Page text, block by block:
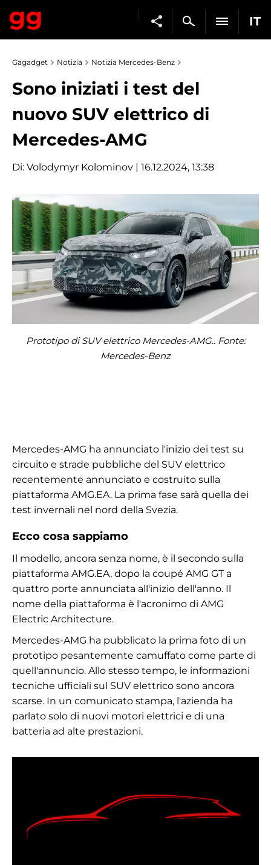
IT
Gagadget Notizia Notizia Mercedes-Benz
Sono iniziati i test del
nuovo SUV elettrico di
Mercedes-AMG
Di: Volodymyr Kolominov | 16.12.2024, 13:38
Prototipo di SUV elettrico Mercedes-AMG.. Fonte:
Mercedes-Benz
Mercedes-AMG ha annunciato l'inizio dei test su
circuito e strade pubbliche del SUV elettrico
recentemente annunciato e costruito sulla
piattaforma AMG.EA. La prima fase sarà quella dei
test invernali nel nord della Svezia.
Ecco cosa sappiamo
Il modello, ancora senza nome, è il secondo sulla
piattaforma AMG.EA, dopo la coupé AMG GT a
quattro porte annunciata all'inizio dell'anno. Il
nome della piattaforma è l'acronimo di AMG
Electric Architecture.
Mercedes-AMG ha pubblicato la prima foto di un
prototipo pesantemente camuffato come parte di
quell'annuncio. Allo stesso tempo, le informazioni
tecniche ufficiali sul SUV elettrico sono ancora
scarse. In un comunicato stampa, l'azienda ha
parlato solo di nuovi motori elettrici e di una
batteria ad alte prestazioni.